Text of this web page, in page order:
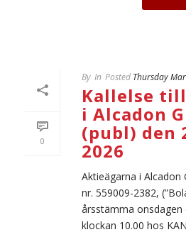
0
By In Posted Thursday
Kallelse
i Alcadon
(publ) den
2026
Aktieägarna i Alcadon
nr. 559009-2382,
årsstämma onsdagen
klockan 10.00 hos